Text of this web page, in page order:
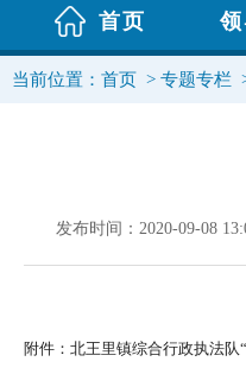
当前位置： 首页 > 专题专栏
发布时间：2020-09-08
附件： 北王里镇综合行政执法队